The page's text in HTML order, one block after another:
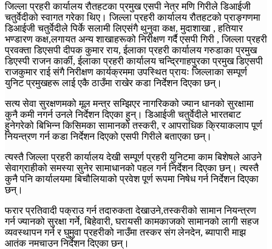
जिल्ला प्रहरी कार्यालय रौतहटका प्रमुख एसपी नेत्र मणि गिरीले डिआईजी
चतुर्वेदीको स्वागत गरेका थिए। जिल्ला प्रहरी कार्यालय रौतहटको प्राङ्गणमा
डिआईजी चतुर्वेदीले पिर्के सलामी लिएसंगै थुनुवा कक्ष, मुदाशाखा , हतियार
भण्डारण कक्ष,लगायत अन्य शाखाहरूको निरीक्षण गर्दै एसपी गिरी , जिल्ला प्रहरी
प्रवक्ता डिएसपी दीपक कुमार राय, ईलाका प्रहरी कार्यालय गरुडाका प्रमुख
डिएस्पी राजन कार्की, ईलाका प्रहरी कार्यालय चन्द्रिगाहपुरका प्रमुख डिएसपी
राजकुमार राई संगै निरीक्षण कार्यक्रममा उपस्थित प्रायः जिल्लाका सम्पूर्ण
युनिट प्रमुखहरू लाई एकै ठाउँमा राखेर कडा निर्देशन दिएका छन्।
सत्य सेवा सुरक्षणमको मूल मन्त्र सम्झिएर नागरिकको ज्यान धानको सुरक्षामा
कुनै कमी नगर्न उनले निर्देशन दिएका हुन्। डिआईजी चतुर्वेदीले भारतबाट
हुनेगरेको बिभिन्न किसिमका सामानको तस्करी, र आपराधिक क्रियाकलाप पूर्ण
नियन्त्रण गर्न कडा निर्देशन दिएको एसपी गिरीले बताएका छन्।
त्यस्तै जिल्ला प्रहरी कार्यालय देखी सम्पूर्ण प्रहरी युनिटमा काम बिशेषले आउने
सेवाग्राहीको समस्या सुनेर सामाधानको पहल गर्न निर्देशन दिएका छन्। त्यस्तै
कुनै पनि कार्यालयमा बिचौलियाको प्रवेश पूर्ण रूपमा निषेध गर्न निर्देशन दिएका
छन्।
फरार प्रतिवादी पक्राउ गर्न तदारुकता देखाउने,तस्करीको सामान नियन्त्रण
गर्न ज्यानको सुरक्षा गर्ने, बिहेवारी, घरायसी कामकाजको सामानको लागी सहज
व्यवस्थापन गर्न र घुमुवा प्रहरीको नाउँमा तस्कर संग लेनदेन, ब्यापारी माझ
आतंक नमचाउन निर्देशन दिएका छन्।